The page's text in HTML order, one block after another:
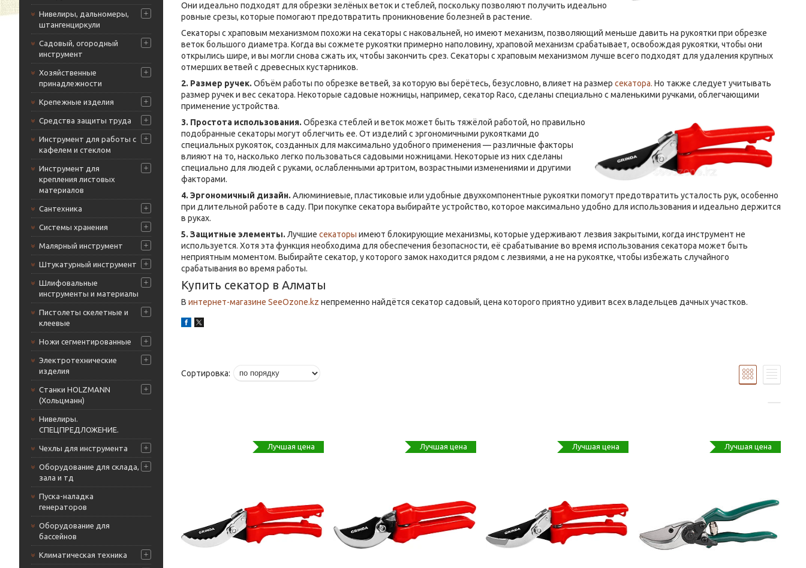
Нивелиры, дальномеры,
штангенциркули
Садовый, огородный
инструмент
Хозяйственные
принадлежности
Крепежные изделия
Средства защиты труда
Инструмент для работы с
кафелем и стеклом
Инструмент для
крепления листовых
материалов
Сантехника
Системы хранения
Малярный инструмент
Штукатурный инструмент
Шлифовальные
инструменты и материалы
Пистолеты скелетные и
клеевые
Ножи сегментированные
Электротехнические
изделия
Станки HOLZMANN
(Хольцманн)
Нивелиры.
СПЕЦПРЕДЛОЖЕНИЕ.
Чехлы для инструмента
Оборудование для склада,
зала и тд
Пуска-наладка
генераторов
Оборудование для
бассейнов
Климатическая техника
Они идеально подходят для обрезки зелёных веток и стеблей, поскольку позволяют получить идеально
ровные срезы, которые помогают предотвратить проникновение болезней в растение.
Секаторы с храповым механизмом похожи на секаторы с наковальней, но имеют механизм, позволяющий меньше давить на рукоятки при обрезке
веток большого диаметра. Когда вы сожмете рукоятки примерно наполовину, храповой механизм срабатывает, освобождая рукоятки, чтобы они
открылись шире, и вы могли снова сжать их, чтобы закончить срез. Секаторы с храповым механизмом лучше всего подходят для удаления крупных
отмерших ветвей с древесных кустарников.
2. Размер ручек. Объём работы по обрезке ветвей, за которую вы берётесь, безусловно, влияет на размер секатора. Но также следует учитывать
размер ручек и вес секатора. Некоторые садовые ножницы, например, секатор Raco, сделаны специально с маленькими ручками, облегчающими
применение устройства.
3. Простота использования. Обрезка стеблей и веток может быть тяжёлой работой, но правильно
подобранные секаторы могут облегчить ее. От изделий с эргономичными рукоятками до
специальных рукояток, созданных для максимально удобного применения — различные факторы
влияют на то, насколько легко пользоваться садовыми ножницами. Некоторые из них сделаны
специально для людей с руками, ослабленными артритом, возрастными изменениями и другими
факторами.
4. Эргономичный дизайн. Алюминиевые, пластиковые или удобные двухкомпонентные рукоятки помогут предотвратить усталость рук, особенно
при длительной работе в саду. При покупке секатора выбирайте устройство, которое максимально удобно для использования и идеально держится
в руках.
5. Защитные элементы. Лучшие секаторы имеют блокирующие механизмы, которые удерживают лезвия закрытыми, когда инструмент не
используется. Хотя эта функция необходима для обеспечения безопасности, её срабатывание во время использования секатора может быть
неприятным моментом. Выбирайте секатор, у которого замок находится рядом с лезвиями, а не на рукоятке, чтобы избежать случайного
срабатывания во время работы.
Купить секатор в Алматы
В интернет-магазине SeeOzone.kz непременно найдётся секатор садовый, цена которого приятно удивит всех владельцев дачных участков.
Лучшая цена Лучшая цена Лучшая цена Лучшая цена